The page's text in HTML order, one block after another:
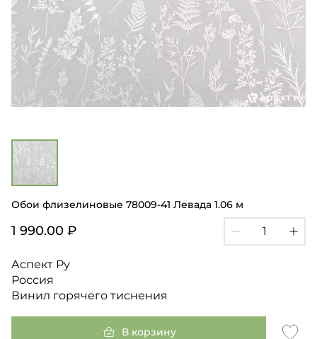
Обои флизелиновые 78009-41 Левада 1.06 м
1 990.00 ₽
Аспект Ру
Россия
Винил горячего тиснения
В корзину